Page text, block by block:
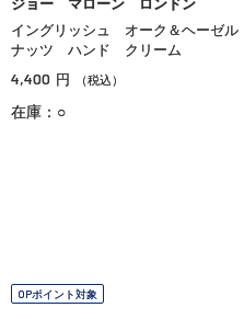
ジョー マローン ロンドン
イングリッシュ オーク＆ヘーゼル
ナッツ ハンド クリーム
4,400 円 （税込）
在庫：○
OPポイント対象